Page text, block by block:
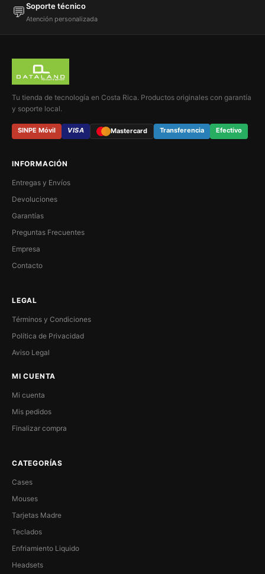
💬Soporte técnico
Atención personalizada
Tu tienda de tecnología en Costa Rica. Productos originales con garantía
y soporte local.
SINPE Móvil VISA Mastercard Transferencia Efectivo
INFORMACIÓN
Entregas y Envíos
Devoluciones
Garantías
Preguntas Frecuentes
Empresa
Contacto
LEGAL
Términos y Condiciones
Política de Privacidad
Aviso Legal
MI CUENTA
Mi cuenta
Mis pedidos
Finalizar compra
CATEGORÍAS
Cases
Mouses
Tarjetas Madre
Teclados
Enfriamiento Liquido
Headsets